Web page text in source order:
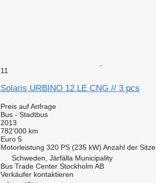
11
Solaris URBINO 12 LE CNG // 3 pcs
Preis auf Anfrage
Bus - Stadtbus
2013
782’000 km
Euro 5
Motorleistung 320 PS (235 kW) Anzahl der Sitze
Schweden, Järfälla Municipality
Bus Trade Center Stockholm AB
Verkäufer kontaktieren